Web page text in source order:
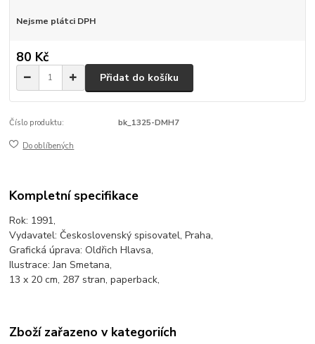
Nejsme plátci DPH
80 Kč
Přidat do košíku
Číslo produktu: bk_1325-DMH7
Do oblíbených
Kompletní specifikace
Rok: 1991,
Vydavatel: Československý spisovatel, Praha,
Grafická úprava: Oldřich Hlavsa,
Ilustrace: Jan Smetana,
13 x 20 cm, 287 stran, paperback,
Zboží zařazeno v kategoriích